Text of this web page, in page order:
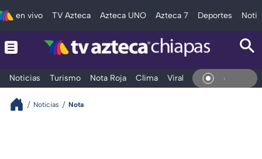
en vivo TV Azteca Azteca UNO Azteca 7 Deportes
Noticias Turismo Nota Roja Clima Viral y Tendencia En Vivo
Noticias Nota